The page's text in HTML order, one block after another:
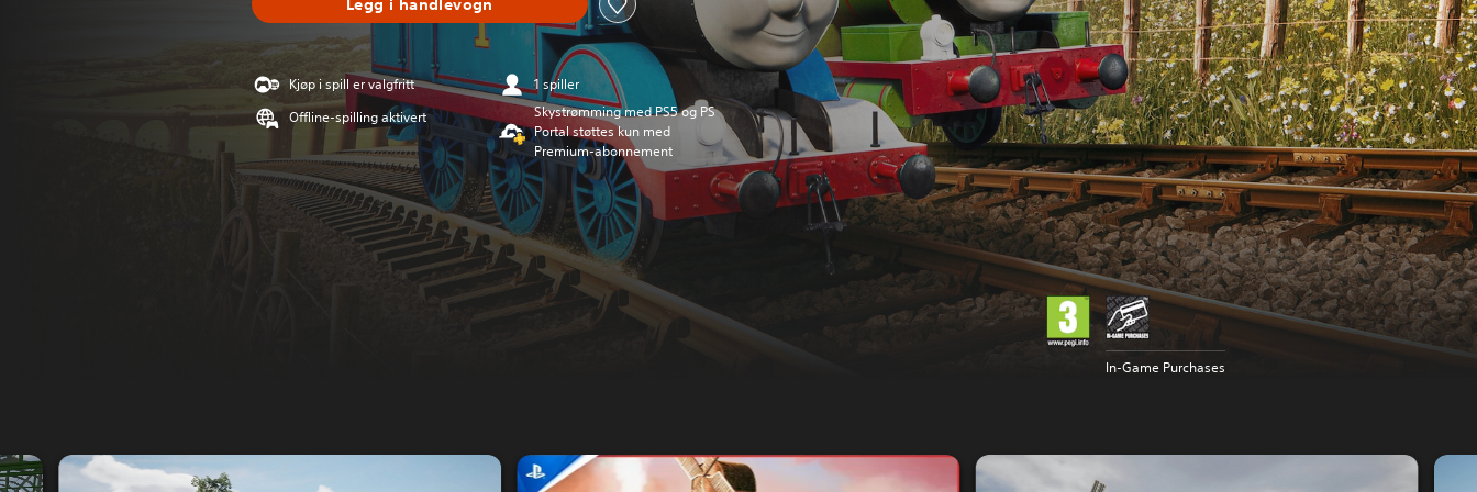
Kjøp i spill er valgfritt
Offline-spilling aktivert
1 spiller
Skystrømming med PS5 og PS
Portal støttes kun med
Premium-abonnement
In-Game Purchases